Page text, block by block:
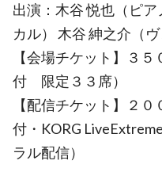
出演：木谷 悦也（ピ
カル） 木谷 紳之介（ヴ
【会場チケット】３
付 限定３３席）
【配信チケット】２
付・KORG
ラル配信）